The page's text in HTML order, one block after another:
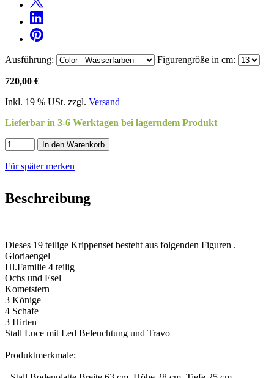
Ausführung: Figurengröße in cm:
720,00 €
Inkl. 19 % USt. zzgl. Versand
Lieferbar in 3-6 Werktagen bei lagerndem Produkt
In den Warenkorb
Für später merken
Beschreibung
Dieses 19 teilige Krippenset besteht aus folgenden Figuren .
Gloriaengel
Hl.Familie 4 teilig
Ochs und Esel
Kometstern
3 Könige
4 Schafe
3 Hirten
Stall Luce mit Led Beleuchtung und Travo
Produktmerkmale: